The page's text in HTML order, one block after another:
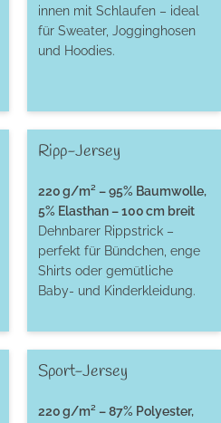
innen mit Schlaufen – ideal
für Sweater, Jogginghosen
und Hoodies.
Ripp-Jersey
220 g/m² – 95% Baumwolle,
5% Elasthan – 100 cm breit
Dehnbarer Rippstrick –
perfekt für Bündchen, enge
Shirts oder gemütliche
Baby- und Kinderkleidung.
Sport-Jersey
220 g/m² – 87% Polyester,